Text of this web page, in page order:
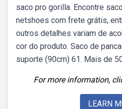
saco pro gorilla. Encontre
netshoes com frete grátis,
outros detalhes variam de
cor do produto. Saco de
suporte (90cm) 61. Mais de
For more information,
LEARN